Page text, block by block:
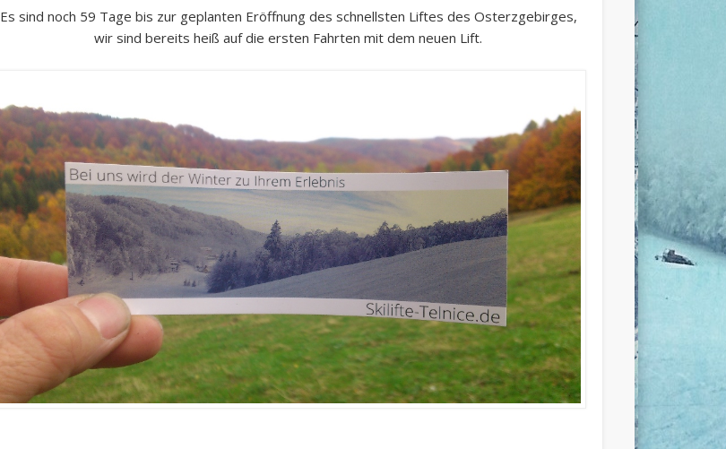
Es sind noch 59 Tage bis zur geplanten Eröffnung des schnellsten Liftes des Osterzgebirges,
wir sind bereits heiß auf die ersten Fahrten mit dem neuen Lift.